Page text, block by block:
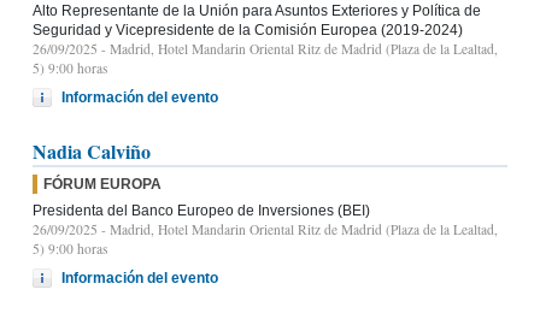
Alto Representante de la Unión para Asuntos Exteriores y Política de
Seguridad y Vicepresidente de la Comisión Europea (2019-2024)
26/09/2025 - Madrid, Hotel Mandarin Oriental Ritz de Madrid (Plaza de la Lealtad,
5) 9:00 horas
Información del evento
Nadia Calviño
FÓRUM EUROPA
Presidenta del Banco Europeo de Inversiones (BEI)
26/09/2025 - Madrid, Hotel Mandarin Oriental Ritz de Madrid (Plaza de la Lealtad,
5) 9:00 horas
Información del evento